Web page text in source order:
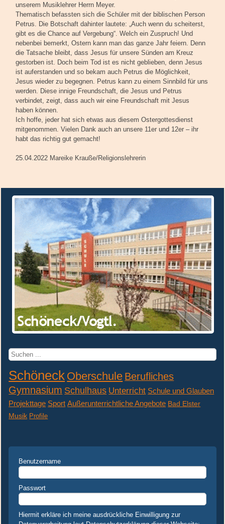
unserem Musiklehrer Herrn Meyer.
Thematisch befassten sich die Schüler mit der biblischen Person
Petrus. Die Botschaft dahinter lautete: „Auch wenn du scheiterst,
gibt es die Chance auf Vergebung“. Welch ein Zuspruch! Und
nebenbei bemerkt, Ostern kann man das ganze Jahr feiern. Denn
die Tatsache bleibt, dass Jesus für unsere Sünden am Kreuz
gestorben ist. Doch beim Tod ist es nicht geblieben, denn Jesus
ist auferstanden und so bekam auch Petrus die Möglichkeit,
Jesus wieder zu begegnen. Petrus kann zu einem Sinnbild für uns
werden. Diese innige Freundschaft, die Jesus und Petrus
verbindet, zeigt, dass auch wir eine Freundschaft mit Jesus
haben können.
Ich hoffe, jeder hat sich etwas aus diesem Ostergottesdienst
mitgenommen. Vielen Dank auch an unsere 11er und 12er – ihr
habt das richtig gut gemacht!
25.04.2022 Mareike Krauße/Religionslehrerin
Suchen
Schöneck Oberschule Berufliches
Gymnasium Schulhaus Unterricht Schule und Glauben
Projekttage Sport Außerunterrichtliche Angebote Bad Elster
Musik Profile
Benutzername
Passwort
Hiermit erkläre ich meine ausdrückliche Einwilligung zur